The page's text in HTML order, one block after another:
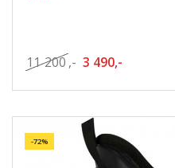
11 200 ,- 3 490,-
-72%